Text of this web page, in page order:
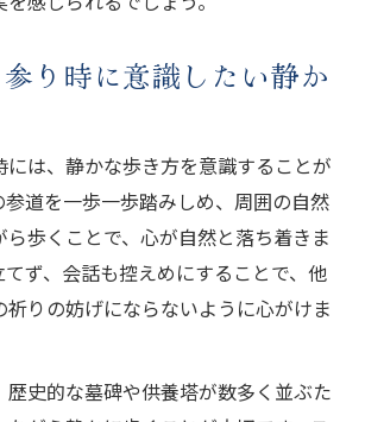
り時に意識したい静か
は、静かな歩き方を意識することが
参道を一歩一歩踏みしめ、周囲の自然
歩くことで、心が自然と落ち着きま
ず、会話も控えめにすることで、他
祈りの妨げにならないように心がけま
歴史的な墓碑や供養塔が数多く並ぶた